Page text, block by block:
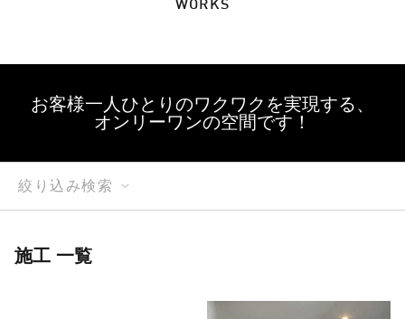
WORKS
お客様一人ひとりのワクワクを実現する、
オンリーワンの空間です！
絞り込み検索
施工 一覧